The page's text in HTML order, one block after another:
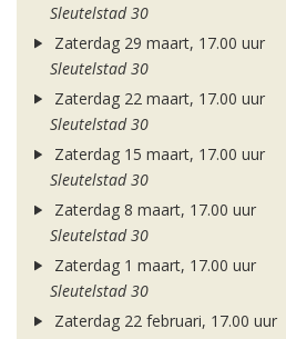
Sleutelstad 30
Zaterdag 29 maart, 17.00 uur
Sleutelstad 30
Zaterdag 22 maart, 17.00 uur
Sleutelstad 30
Zaterdag 15 maart, 17.00 uur
Sleutelstad 30
Zaterdag 8 maart, 17.00 uur
Sleutelstad 30
Zaterdag 1 maart, 17.00 uur
Sleutelstad 30
Zaterdag 22 februari, 17.00 uur